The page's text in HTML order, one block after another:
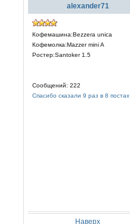
alexander71
Кофемашина:Bezzera unica
Кофемолка:Mazzer mini A
Ростер:Santoker 1.5
Сообщений: 222
Спасибо сказали 9 раз в 8 постах
Наверх